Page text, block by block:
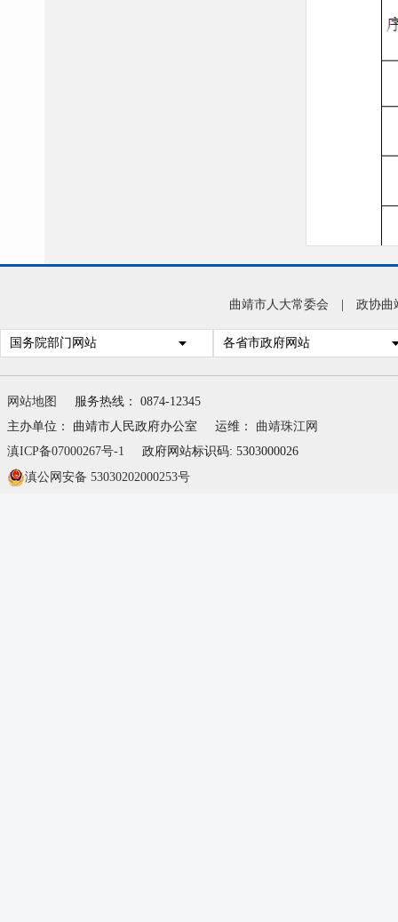
曲靖市人大常委会 政协曲
国务院部门网站 各省市政府网站
网站地图
服务热线： 0874-12345
主办单位： 曲靖市人民政府办公室
运维： 曲靖珠江网
滇ICP备07000267号-1
政府网站标识码: 5303000026
滇公网安备 53030202000253号